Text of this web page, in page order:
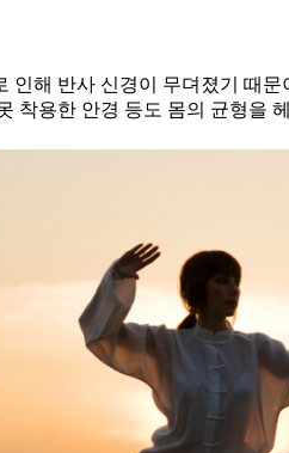
해 반사 신경이 무뎌졌기 때
착용한 안경 등도 몸의 균형을